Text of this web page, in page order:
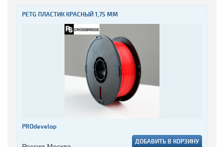
PETG ПЛАСТИК КРАСНЫЙ 1,75 ММ
PROdevelop
ДОБАВИТЬ В КОРЗИНУ